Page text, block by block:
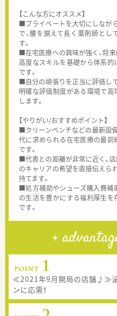
【こんな方にオススメ】
■プライベートを大切にしなが
で、腰を据えて長く薬剤師と
す。
■在宅医療への興味が強く、将
高度なスキルを基礎から体系
です。
■自分の頑張りを正当に評価し
明確な評価制度がある環境で
します。
【やりがい/おすすめポイント】
■クリーンベンチなどの最新設
代に求められる在宅医療の最
です。
■代表との距離が非常に近く、
のキャリアの希望を直接伝えら
持てます。
■処方補助やシューズ購入費補
の生活を豊かにする福利厚生
です。
≪2021年9月開局の店舗♪≫
ンに応需！